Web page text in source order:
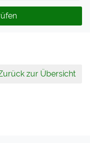
zur Übersicht